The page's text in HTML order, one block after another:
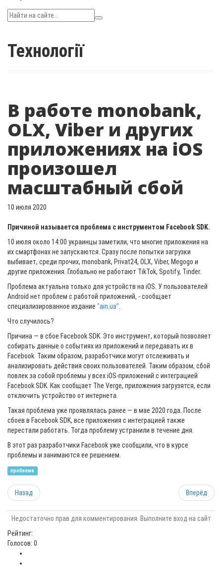
Технології
В работе monobank,
OLX, Viber и других
приложениях на iOS
произошел
масштабный сбой
10 июля 2020
Причиной называется проблема с инструментом Facebook SDK.
10 июля около 14:00 украинцы заметили, что многие приложения на
их смартфонах не запускаются. Сразу после попытки загрузки
выбивает, среди прочих, monobank, Privat24, OLX, Viber, Megogo и
другие приложения. Глобально не работают TikTok, Spotify, Tinder.
Проблема актуальна только для устройств на iOS. У пользователей
Android нет проблем с работой приложений, - сообщает
специализированное издание "ain.ua"
Что случилось?
Причина — в сбое Facebook SDK. Это инструмент, который позволяет
собирать данные о событиях из приложений и передавать их в
Facebook. Таким образом, разработчики могут отслеживать и
анализировать действия своих пользователей. Таким образом, сбой
повлек за собой проблемы у всех iOS-приложений с интеграцией
Facebook SDK. Как сообщает The Verge, приложения загрузятся, если
отключить устройство от интернета.
Такая проблема уже проявлялась ранее — в мае 2020 года. После
сбоев в Facebook SDK, все приложения с интеграцией также
перестали работать. Тогда проблему устранили в течение дня.
В этот раз разработчики Facebook уже сообщили, что в курсе
проблемы и занимаются ее решением.
проблема
Назад Вперёд
Недостаточно прав для комментирования. Выполните вход на сайт
Рейтинг:
Голосов: 0